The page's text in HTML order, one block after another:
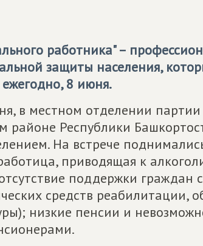
работника" –
защиты населения,
8 июня.
в местном отделении партии
районе Республики
На встрече
приводящая к
поддержки граждан
средств реабилитации,
низкие пенсии и